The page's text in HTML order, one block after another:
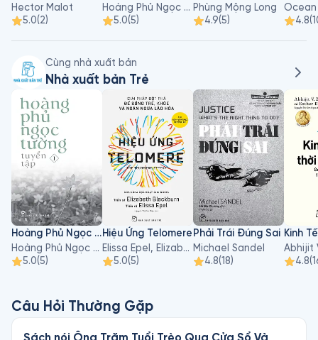
Hector Malot
5.0(2)
Hoàng Phủ Ngọc Tường
5.0(5)
Phùng Mộng Long
4.9(5)
Ocean
4.8(
Cùng nhà xuất bản
Nhà xuất bản Trẻ
Hoàng Phủ Ngọc Tường - Tập 1
Hoàng Phủ Ngọc Tường
5.0(5)
Hiệu Ứng Telomere
Elissa Epel, Elizabeth Blackburn
5.0(5)
Phải Trái Đúng Sai
Michael Sandel
4.8(18) 4.8(
Câu Hỏi Thường Gặp
Sách nói Ông Trăm Tuổi Trèo Qua Cửa Sổ Và